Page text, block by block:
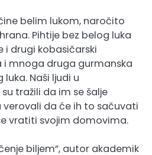
belim lukom, naročito
Pihtije bez belog luka
i drugi kobasičarski
i mnoga druga gurmanska
Naši ljudi u
tražili da im se šalje
verovali da će ih to sačuvati
vratiti svojim domovima.
biljem”, autor akademik